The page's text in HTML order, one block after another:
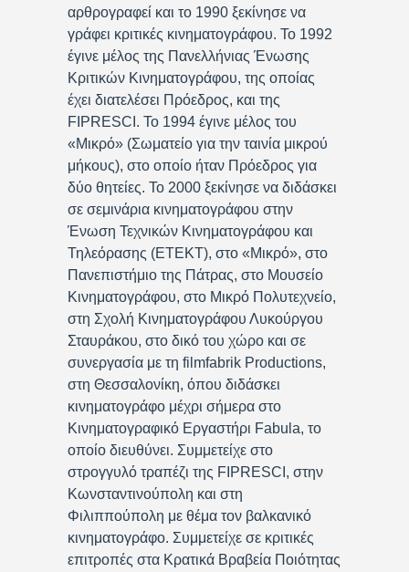
αρθρογραφεί και το 1990 ξεκίνησε να
γράφει κριτικές κινηματογράφου. Το 1992
έγινε μέλος της Πανελλήνιας Ένωσης
Κριτικών Κινηματογράφου, της οποίας
έχει διατελέσει Πρόεδρος, και της
FIPRESCI. Το 1994 έγινε μέλος του
«Μικρό» (Σωματείο για την ταινία μικρού
μήκους), στο οποίο ήταν Πρόεδρος για
δύο θητείες. Το 2000 ξεκίνησε να διδάσκει
σε σεμινάρια κινηματογράφου στην
Ένωση Τεχνικών Κινηματογράφου και
Τηλεόρασης (ΕΤΕΚΤ), στο «Μικρό», στο
Πανεπιστήμιο της Πάτρας, στο Μουσείο
Κινηματογράφου, στο Μικρό Πολυτεχνείο,
στη Σχολή Κινηματογράφου Λυκούργου
Σταυράκου, στο δικό του χώρο και σε
συνεργασία με τη filmfabrik Productions,
στη Θεσσαλονίκη, όπου διδάσκει
κινηματογράφο μέχρι σήμερα στο
Κινηματογραφικό Εργαστήρι Fabula, το
οποίο διευθύνει. Συμμετείχε στο
στρογγυλό τραπέζι της FIPRESCI, στην
Κωνσταντινούπολη και στη
Φιλιππούπολη με θέμα τον βαλκανικό
κινηματογράφο. Συμμετείχε σε κριτικές
επιτροπές στα Κρατικά Βραβεία Ποιότητας